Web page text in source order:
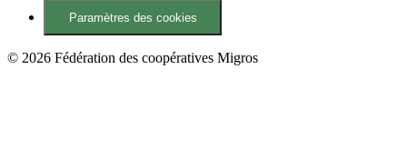
Paramètres des cookies
© 2026 Fédération des coopératives Migros